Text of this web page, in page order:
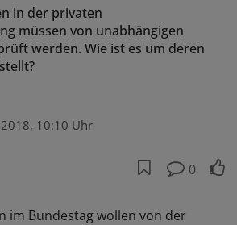
in der privaten
müssen von unabhängigen
werden. Wie ist es um deren
10:10 Uhr
0
im Bundestag wollen von der